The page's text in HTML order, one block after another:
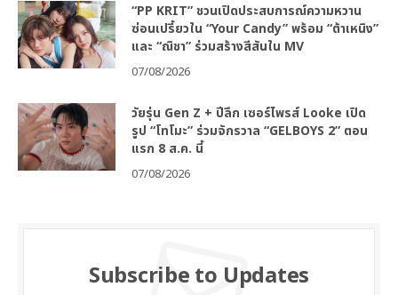
“PP KRIT” ชวนเปิดประสบการณ์ความหวาน
ซ่อนเปรี้ยวใน “Your Candy” พร้อม “ต้าเหนิง”
และ “ณิชา” ร่วมสร้างสีสันใน MV
07/08/2026
วัยรุ่น Gen Z + ปีลึก เซอร์ไพรส์ Looke เปิด
รูป “โทโมะ” ร่วมจักรวาล “GELBOYS 2” ตอน
แรก 8 ส.ค. นี้
07/08/2026
Subscribe to Updates